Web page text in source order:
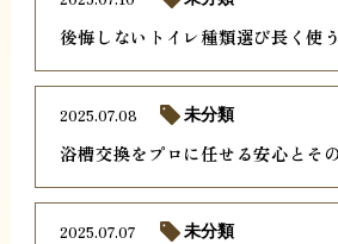
後悔しないトイレ種類選び長く使
浴槽交換をプロに任せる安心とそ
2025.07.08 未分類
2025.07.07 未分類